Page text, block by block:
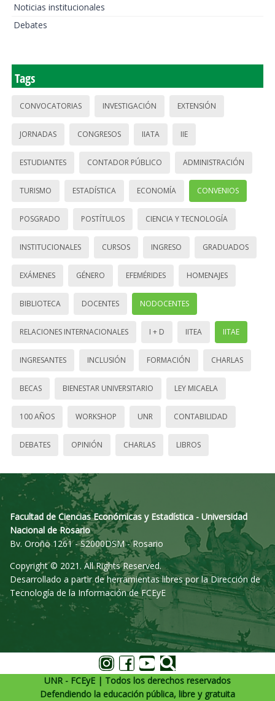
Noticias institucionales
Debates
Tags
CONVOCATORIAS INVESTIGACIÓN EXTENSIÓN
JORNADAS CONGRESOS IIATA IIE
ESTUDIANTES CONTADOR PÚBLICO ADMINISTRACIÓN
TURISMO ESTADÍSTICA ECONOMÍA CONVENIOS
POSGRADO POSTÍTULOS CIENCIA Y TECNOLOGÍA
INSTITUCIONALES CURSOS INGRESO GRADUADOS
EXÁMENES GÉNERO EFEMÉRIDES HOMENAJES
BIBLIOTECA DOCENTES NODOCENTES
RELACIONES INTERNACIONALES I + D IITEA IITAE
INGRESANTES INCLUSIÓN FORMACIÓN CHARLAS
BECAS BIENESTAR UNIVERSITARIO LEY MICAELA
100 AÑOS WORKSHOP UNR CONTABILIDAD
DEBATES OPINIÓN CHARLAS LIBROS
Facultad de Ciencias Económicas y Estadística - Universidad
Nacional de Rosario
Bv. Oroño 1261 - S2000DSM - Rosario
Copyright © 2021. All Rights Reserved.
Desarrollado a partir de herramientas libres por la Dirección de
Tecnología de la Información de FCEyE
UNR - FCEyE | Todos los derechos reservados
Defendiendo la educación pública, libre y gratuita